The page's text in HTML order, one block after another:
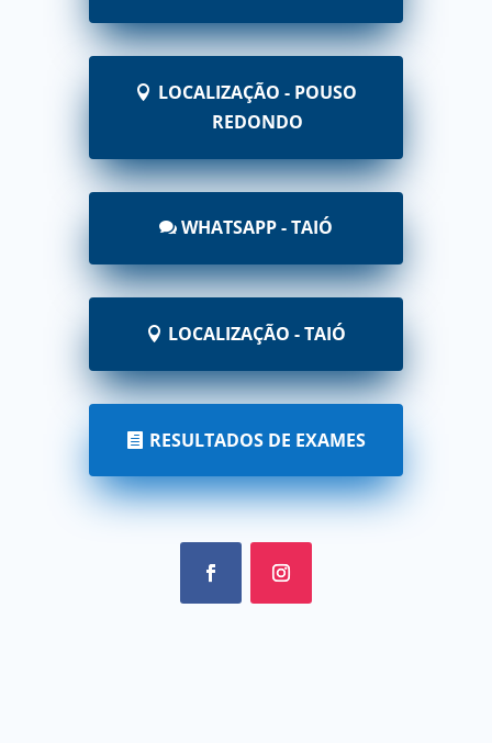
LOCALIZAÇÃO - POUSO
REDONDO
WHATSAPP - TAIÓ
LOCALIZAÇÃO - TAIÓ
RESULTADOS DE EXAMES